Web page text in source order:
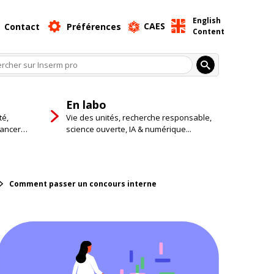
En labo
Vie des unités, recherche responsable,
science ouverte, IA & numérique...
Contact Préférences CAES
English
Content
Comment passer un concours interne